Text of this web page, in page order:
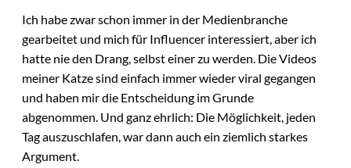
Ich habe zwar schon immer in der Medienbranche
gearbeitet und mich für Influencer interessiert, aber ich
hatte nie den Drang, selbst einer zu werden. Die Videos
meiner Katze sind einfach immer wieder viral gegangen
und haben mir die Entscheidung im Grunde
abgenommen. Und ganz ehrlich: Die Möglichkeit, jeden
Tag auszuschlafen, war dann auch ein ziemlich starkes
Argument.